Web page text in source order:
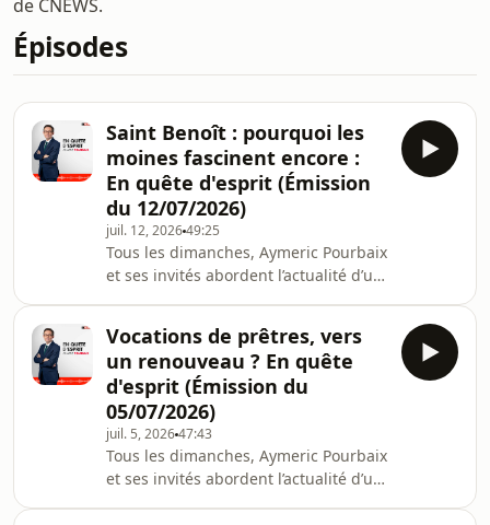
de CNEWS.
Épisodes
Saint Benoît : pourquoi les
moines fascinent encore :
En quête d'esprit (Émission
du 12/07/2026)
juil. 12, 202649:25
Tous les dimanches, Aymeric Pourbaix
et ses invités abordent l’actualité d’un
par Acast. Visitez acast.com/privacy
pour plus d'informations.
Vocations de prêtres, vers
un renouveau ? En quête
d'esprit (Émission du
05/07/2026)
juil. 5, 202647:43
Tous les dimanches, Aymeric Pourbaix
et ses invités abordent l’actualité d’un